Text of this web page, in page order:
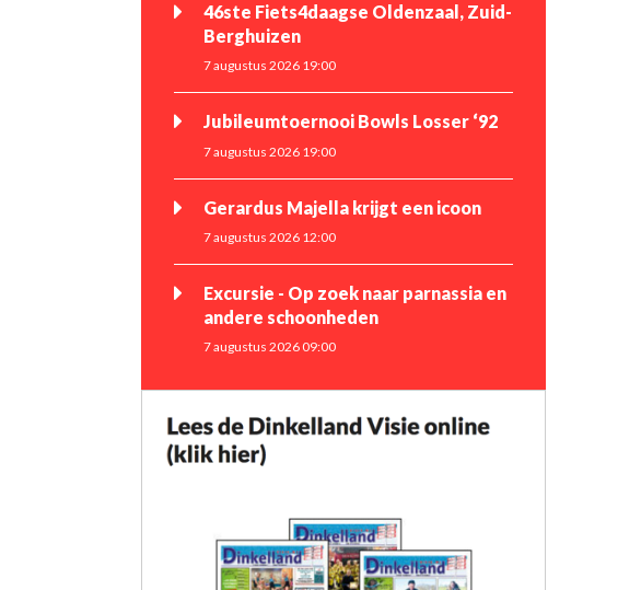
46ste Fiets4daagse Oldenzaal, Zuid-
Berghuizen
7 augustus 2026 19:00
Jubileumtoernooi Bowls Losser ‘92
7 augustus 2026 19:00
Gerardus Majella krijgt een icoon
7 augustus 2026 12:00
Excursie - Op zoek naar parnassia en
andere schoonheden
7 augustus 2026 09:00